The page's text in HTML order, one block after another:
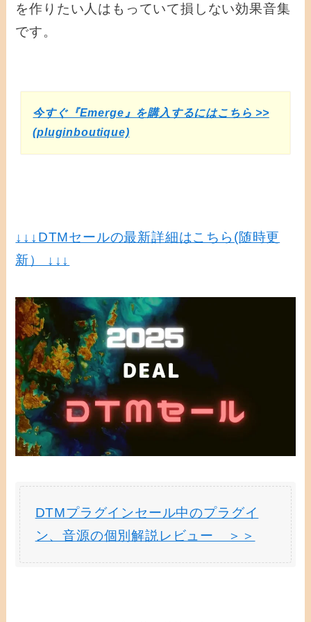
を作りたい人はもっていて損しない効果音集
です。
今すぐ『Emerge』を購入するにはこちら >>
(pluginboutique)
↓↓↓ DTMセールの最新詳細はこちら(随時更
新） ↓↓↓
DTMプラグインセール中のプラグイ
ン、音源の個別解説レビュー ＞＞